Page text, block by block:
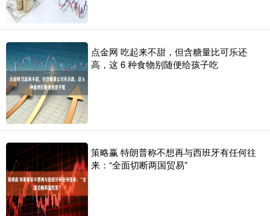
点金网 吃起来不甜，但含糖量比可乐还
高，这 6 种食物别随便给孩子吃
策略赢 特朗普称不想再与西班牙有任何往
来：“全面切断两国贸易”